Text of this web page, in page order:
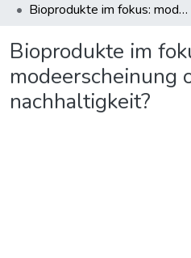
Bioprodukte im fokus: modeerscheinung oder beitrag zur nachhaltigkeit?
Bioprodukte im
modeerscheinung
nachhaltigkeit?